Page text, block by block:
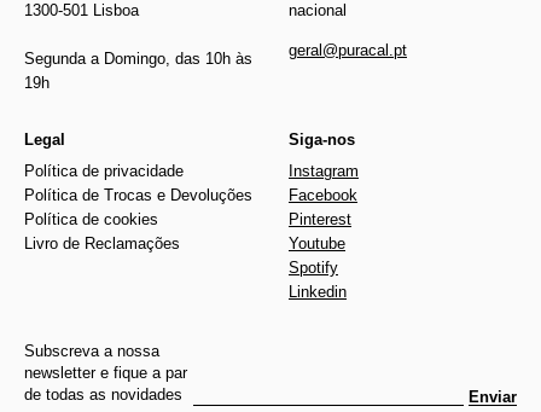
1300-501 Lisboa
Segunda a Domingo, das 10h às
19h
nacional
geral@puracal.pt
Legal
Política de privacidade
Política de Trocas e Devoluções
Política de cookies
Livro de Reclamações
Siga-nos
Instagram
Facebook
Pinterest
Youtube
Spotify
Linkedin
Subscreva a nossa
newsletter e fique a par
de todas as novidades
Enviar